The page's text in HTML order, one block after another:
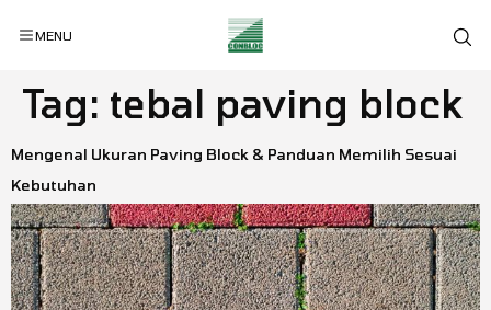
MENU
Tag: tebal paving block
Mengenal Ukuran Paving Block & Panduan Memilih Sesuai
Kebutuhan